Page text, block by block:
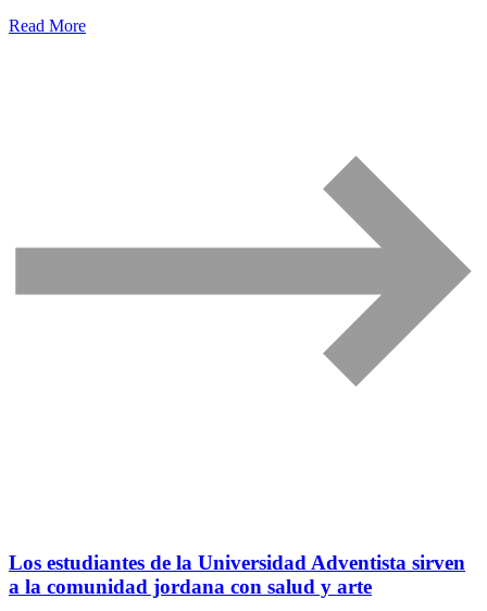
Read More
Los estudiantes de la Universidad Adventista sirven
a la comunidad jordana con salud y arte